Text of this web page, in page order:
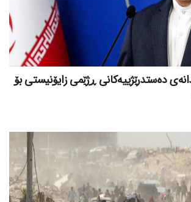
دەستدرێژییەکانی ڕژێمی زایۆنیستی بۆ